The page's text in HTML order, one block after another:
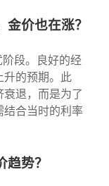
价也在涨？
段。良好的经
升的预期。此
退，而是为了
结合当时的利率
势？